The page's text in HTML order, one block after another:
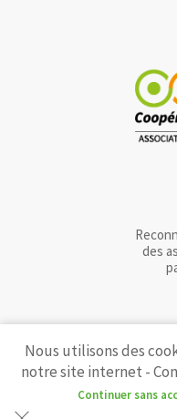
des
Nous utilisons des
notre site internet -
Continuer sans